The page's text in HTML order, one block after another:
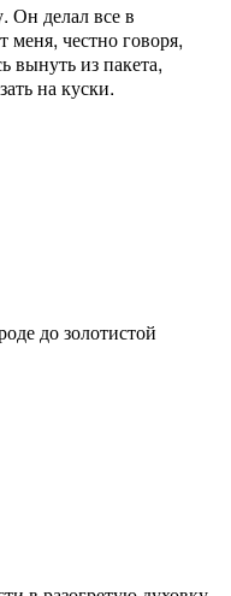
Он делал все в
меня, честно говоря,
вынуть из пакета,
на куски.
до золотистой